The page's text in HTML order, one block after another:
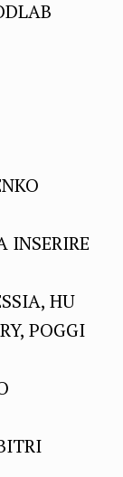
INSERIRE
HU
POGGI